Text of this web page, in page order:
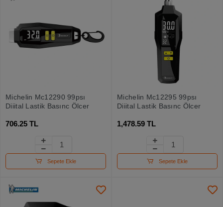
Michelin Mc12290 99psı
Dijital Lastik Basınç Ölçer
706.25 TL
Sepete Ekle
Michelin Mc12295 99psı
Dijital Lastik Basınç Ölçer
1,478.59 TL
Sepete Ekle